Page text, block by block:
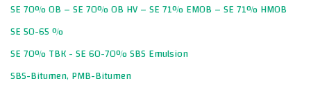
SE 70% OB – SE 70% OB HV – SE 71% EMOB – SE 71% HMOB
SE 50-65 %
SE 70% TBK - SE 60-70% SBS Emulsion
SBS-Bitumen, PMB-Bitumen